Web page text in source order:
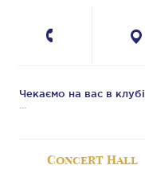
Чекаємо на вас в клубі
Concert Hall